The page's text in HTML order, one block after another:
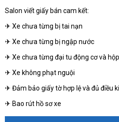
Salon viết giấy bán cam kết:
✈ Xe chưa từng bị tai nạn
✈ Xe chưa từng bị ngập nước
✈ Xe chưa từng đại tu động cơ và
✈ Xe không phạt nguội
✈ Đảm bảo giấy tờ hợp lệ và đủ điều
✈ Bao rút hồ sơ xe